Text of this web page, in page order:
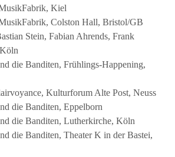
Kiel
Colston Hall, Bristol/GB
Stein, Fabian Ahrends, Frank
die Banditen, Frühlings-Happening,
Kulturforum Alte Post, Neuss
die Banditen, Eppelborn
die Banditen, Lutherkirche, Köln
die Banditen, Theater K in der Bastei,